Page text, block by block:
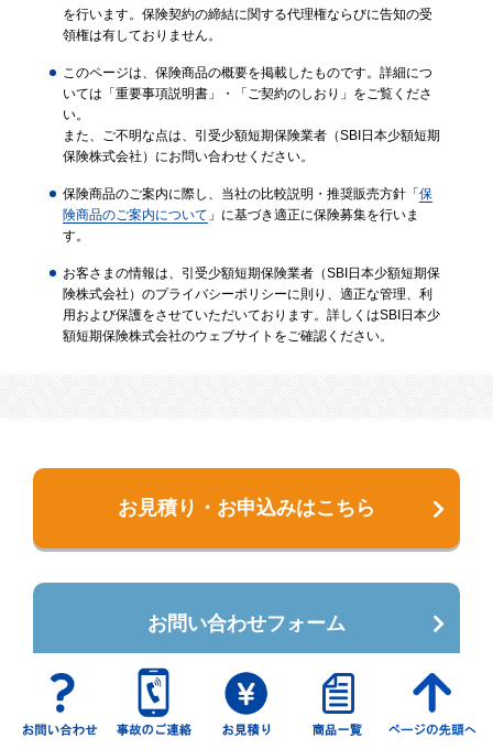
を行います。保険契約の締結に関する代理権ならびに告知の受
領権は有しておりません。
このページは、保険商品の概要を掲載したものです。詳細につ
いては「重要事項説明書」・「ご契約のしおり」をご覧くださ
い。
また、ご不明な点は、引受少額短期保険業者（SBI日本少額短期
保険株式会社）にお問い合わせください。
保険商品のご案内に際し、当社の比較説明・推奨販売方針「 保
険商品のご案内について 」に基づき適正に保険募集を行いま
す。
お客さまの情報は、引受少額短期保険業者（SBI日本少額短期保
険株式会社）のプライバシーポリシーに則り、適正な管理、利
用および保護をさせていただいております。詳しくはSBI日本少
額短期保険株式会社のウェブサイトをご確認ください。
お見積り・お申込みはこちら
お問い合わせフォーム
商品一覧へ